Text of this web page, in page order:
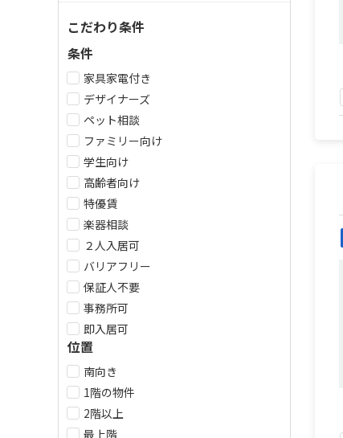
こだわり条件
条件
家具家電付き
デザイナーズ
ペット相談
ファミリー向け
学生向け
高齢者向け
特優賃
楽器相談
２人入居可
バリアフリー
保証人不要
事務所可
即入居可
位置
南向き
1階の物件
2階以上
最上階